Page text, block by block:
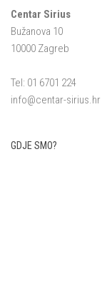
Centar Sirius
Bužanova 10
10000 Zagreb
Tel: 01 6701 224
info@centar-sirius.hr
GDJE SMO?